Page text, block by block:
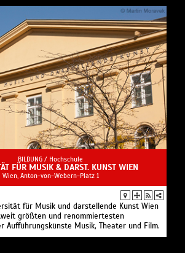
BILDUNG / Hochschule
FÜR MUSIK & DARST. KUNST WIEN
Wien, Anton-von-Webern-Platz 1
für Musik und darstellende Kunst Wien
größten und renommiertesten
Aufführungskünste Musik, Theater und Film.